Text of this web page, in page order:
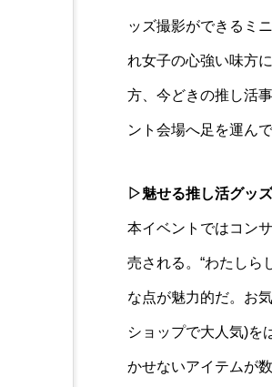
ッズ撮影ができるミ
れ女子の心強い味方
方、今どきの推し活
ント会場へ足を運ん
▷魅せる推し活グッ
本イベントではコン
売される。“わたしら
な点が魅力的だ。お
ショップで大人気)を
かせないアイテムが